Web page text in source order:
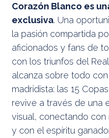
Corazón Blanco es
exclusiva. Una
la pasión compartida
aficionados y fans de
con los triunfos del
alcanza sobre todo
madridista: las 15
revive a través de una
visual, conectando
y con el espíritu